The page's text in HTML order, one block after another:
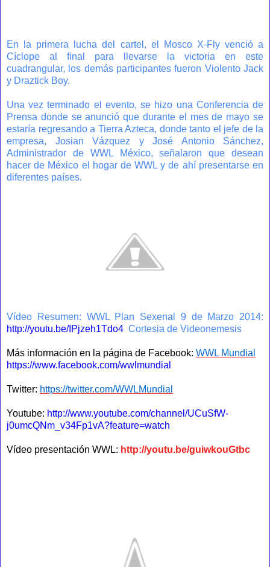
En la primera lucha del cartel, el Mosco X-Fly venció a
Cíclope al final para llevarse la victoria en este
cuadrangular, los demás participantes fueron Violento Jack
y Draztick Boy.
Una vez terminado el evento, se hizo una Conferencia de
Prensa donde se anunció que durante el mes de mayo se
estaría regresando a Tierra Azteca, donde tanto el jefe de la
empresa, Josian Vázquez y José Antonio Sánchez,
Administrador de WWL México, señalaron que desean
hacer de México el hogar de WWL y de ahí presentarse en
diferentes países.
Vídeo Resumen: WWL Plan Sexenal 9 de Marzo 2014:
http://youtu.be/IPjzeh1Tdo4 Cortesia de Videonemesis
Más información en la página de Facebook: WWL Mundial
https://www.facebook.com/wwlmundial
Twitter: https://twitter.com/WWLMundial
Youtube: http://www.youtube.com/channel/UCuSfW-
j0umcQNm_v34Fp1vA?feature=watch
Vídeo presentación WWL: http://youtu.be/guiwkouGtbc